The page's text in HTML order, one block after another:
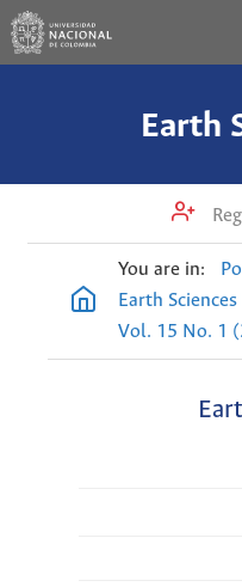
Earth
You are in:
Earth
Vol. 15 No. 1